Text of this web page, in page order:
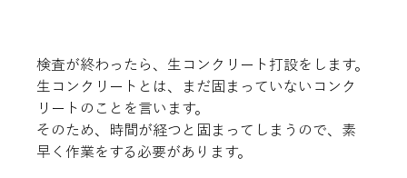
検査が終わったら、生コンクリート打設をします。
生コンクリートとは、まだ固まっていないコンク
リートのことを言います。
そのため、時間が経つと固まってしまうので、素
早く作業をする必要があります。